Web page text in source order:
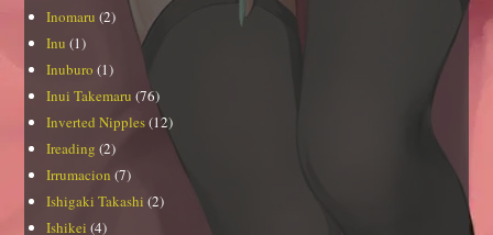
Inomaru (2)
Inu (1)
Inuburo (1)
Inui Takemaru (76)
Inverted Nipples(12)
Ireading (2)
Irrumacion (7)
Ishigaki Takashi (2)
Ishikei (4)